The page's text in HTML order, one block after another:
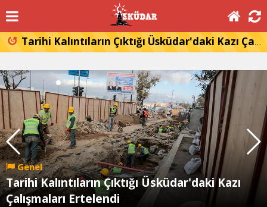
Tarihi Kalıntıların Çıktığı Üsküdar'daki Kazı Çalışmaları Ertelendi
Genel
Tarihi Kalıntıların Çıktığı Üsküdar'daki Kazı
Çalışmaları Ertelendi